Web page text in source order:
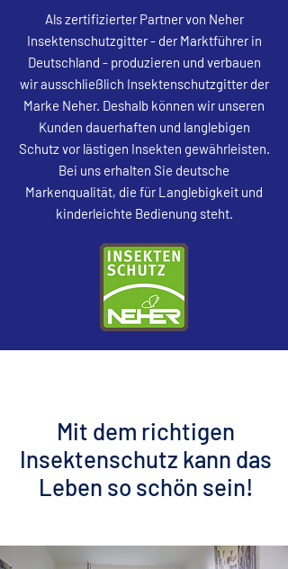
Als zertifizierter Partner von Neher
Insektenschutzgitter - der Marktführer in
Deutschland - produzieren und verbauen
wir ausschließlich Insektenschutzgitter der
Marke Neher. Deshalb können wir unseren
Kunden dauerhaften und langlebigen
Schutz vor lästigen Insekten gewährleisten.
Bei uns erhalten Sie deutsche
Markenqualität, die für Langlebigkeit und
kinderleichte Bedienung steht.
Mit dem richtigen
Insektenschutz kann das
Leben so schön sein!